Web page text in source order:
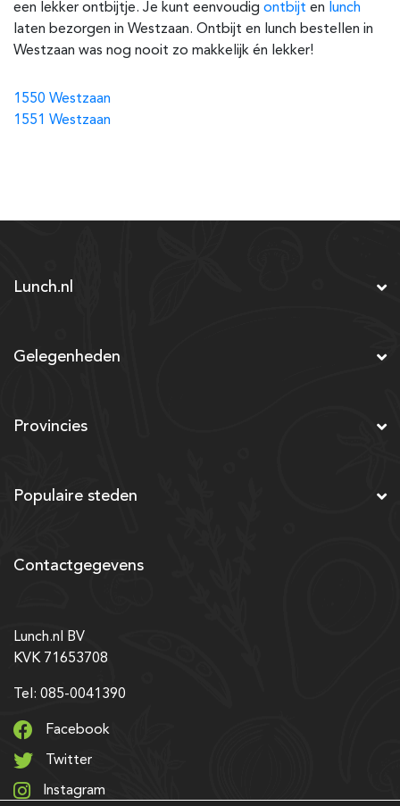
een lekker ontbijtje. Je kunt eenvoudig ontbijt en lunch
laten bezorgen in Westzaan. Ontbijt en lunch bestellen in
Westzaan was nog nooit zo makkelijk én lekker!
1550 Westzaan
1551 Westzaan
Lunch.nl
Gelegenheden
Provincies
Populaire steden
Contactgegevens
Lunch.nl BV
KVK 71653708
Tel: 085-0041390
Facebook
Twitter
Instagram